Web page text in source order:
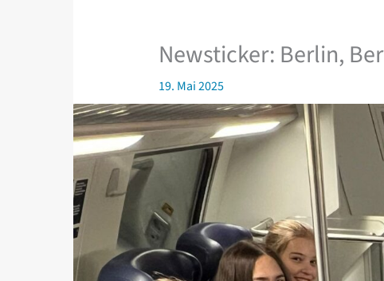
Newsticker: Berlin,
19. Mai 2025